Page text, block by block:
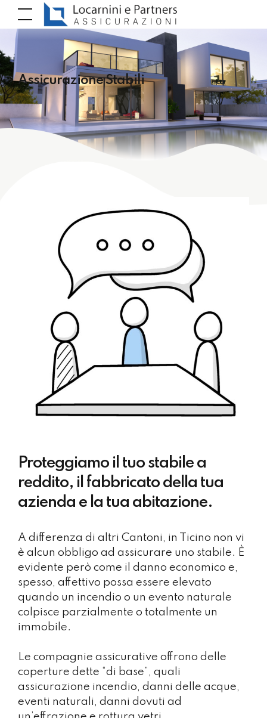
Assicurazione Stabili
Proteggiamo il tuo stabile a
reddito, il fabbricato della tua
azienda e la tua abitazione.
A differenza di altri Cantoni, in Ticino non vi
è alcun obbligo ad assicurare uno stabile. È
evidente però come il danno economico e,
spesso, affettivo possa essere elevato
quando un incendio o un evento naturale
colpisce parzialmente o totalmente un
immobile.
Le compagnie assicurative offrono delle
coperture dette “di base”, quali
assicurazione incendio, danni delle acque,
eventi naturali, danni dovuti ad